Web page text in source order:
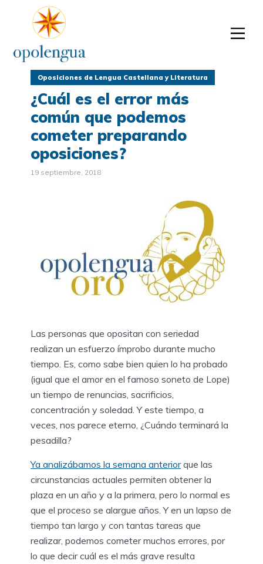
Oposiciones de Lengua Castellana y Literatura
¿Cuál es el error más
común que podemos
cometer preparando
oposiciones?
19 septiembre, 2018
Las personas que opositan con seriedad
realizan un esfuerzo ímprobo durante mucho
tiempo. Es, como sabe bien quien lo ha probado
(igual que el amor en el famoso soneto de Lope)
un tiempo de renuncias, sacrificios,
concentración y soledad. Y este tiempo, a
veces, nos parece eterno, ¿Cuándo terminará la
pesadilla?
Ya analizábamos la semana anteriorque las
circunstancias actuales permiten obtener la
plaza en un año y a la primera, pero lo normal es
que el proceso se alargue años. Y en un lapso de
tiempo tan largo y con tantas tareas que
realizar, podemos cometer muchos errores, por
lo que decir cuál es el más grave resulta